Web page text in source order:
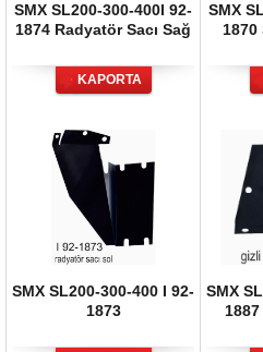
SMX SL200-300-400I 92-
1874 Radyatör Sacı Sağ
KAPORTA
SMX
1870
SMX SL200-300-400 I 92-
1873
SMX